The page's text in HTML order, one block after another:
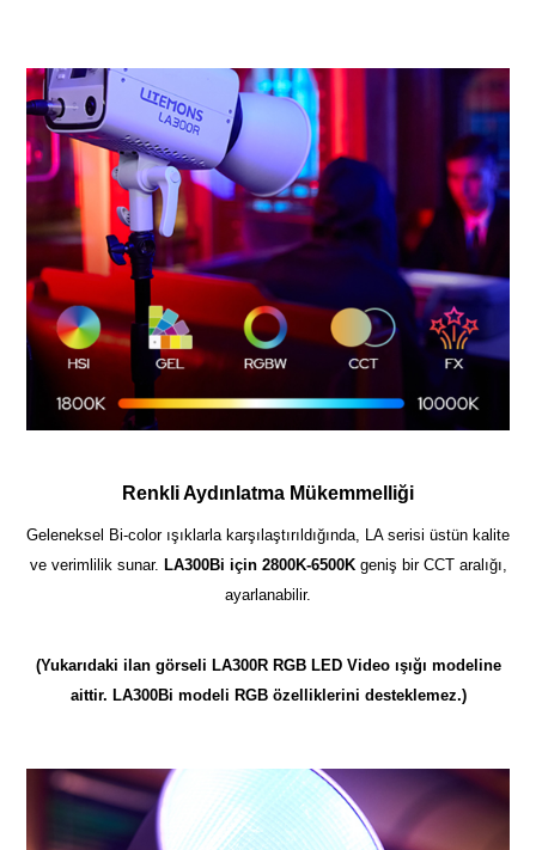
Renkli Aydınlatma Mükemmelliği
Geleneksel Bi-color ışıklarla karşılaştırıldığında, LA serisi üstün kalite
ve verimlilik sunar. LA300Bi için 2800K-6500Kgeniş bir CCT aralığı,
ayarlanabilir.
(Yukarıdaki ilan görseli LA300R RGB LED Video ışığı modeline
aittir. LA300Bi modeli RGB özelliklerini desteklemez.)